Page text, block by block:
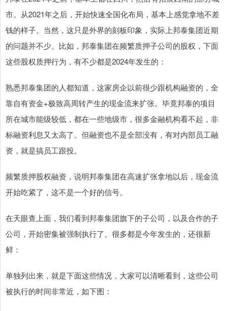
市。从2021年之后，开始快速全国化布局，基本上感觉拿地不差
钱的样子。当然，这只是外界的刻板印象，实际上邦泰集团近期
的问题并不少。比如，邦泰集团在频繁质押子公司的股权，下面
这些股权质押行为，有不少都是2024年发生的：
熟悉邦泰集团的人都知道，这家房企以前很少跟机构融资的，全
靠自有资金+极致高周转产生的现金流来扩张。毕竟邦泰的项目
所在城市能级较低，都在一些地级市，很多金融机构看不起，非
标融资利息又太高了。但融资也不是全部没有，有对内部员工融
资，就是搞员工跟投。
频繁质押股权融资，说明邦泰集团在高速扩张拿地以后，现金流
开始吃紧了，这不是一个好的信号。
在天眼查上面，我们看到邦泰集团旗下的子公司，以及合作的子
公司，开始密集被强制执行了。很多都是今年发生的，还很新
鲜：
单独列出来，就是下面这些情况，大家可以清晰看到，这些公司
被执行的时间非常近，如下图：